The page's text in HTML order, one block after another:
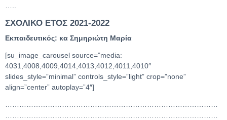
…..
ΣΧΟΛΙΚΟ ΕΤΟΣ 2021-2022
Εκπαιδευτικός: κα Σημηριώτη Μαρία
[su_image_carousel source=”media:
4031,4008,4009,4014,4013,4012,4011,4010″
slides_style=”minimal” controls_style=”light” crop=”none”
align=”center” autoplay=”4″]
………………………………………………………………………………
………………………………………………………………………………